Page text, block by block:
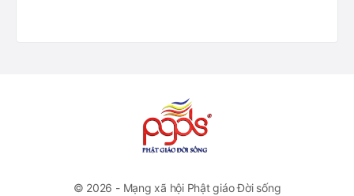
© 2026 - Mạng xã hội Phật giáo Đời sống